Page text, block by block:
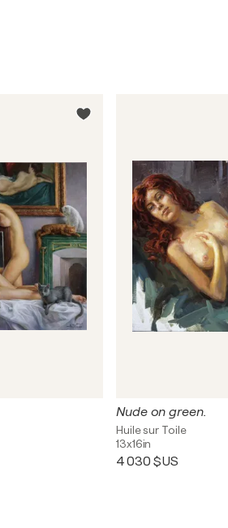
Nude on green.
Huile sur Toile
13x16in
4 030 $US